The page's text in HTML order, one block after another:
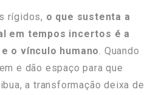
rígidos, o que sustenta a
em tempos incertos é a
o vínculo humano . Quando
e dão espaço para que
a transformação deixa de